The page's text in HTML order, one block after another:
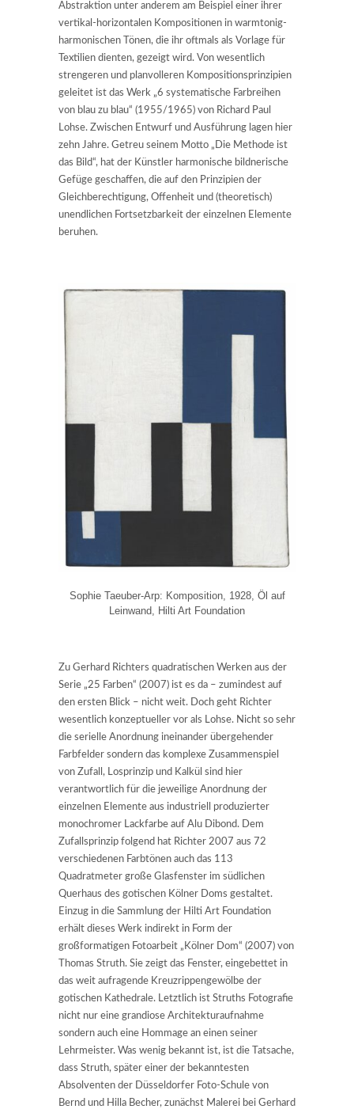
Abstraktion unter anderem am Beispiel einer ihrer
vertikal-horizontalen Kompositionen in warmtonig-
harmonischen Tönen, die ihr oftmals als Vorlage für
Textilien dienten, gezeigt wird. Von wesentlich
strengeren und planvolleren Kompositionsprinzipien
geleitet ist das Werk „6 systematische Farbreihen
von blau zu blau“ (1955/1965) von Richard Paul
Lohse. Zwischen Entwurf und Ausführung lagen hier
zehn Jahre. Getreu seinem Motto „Die Methode ist
das Bild“, hat der Künstler harmonische bildnerische
Gefüge geschaffen, die auf den Prinzipien der
Gleichberechtigung, Offenheit und (theoretisch)
unendlichen Fortsetzbarkeit der einzelnen Elemente
beruhen.
Sophie Taeuber-Arp: Komposition, 1928, Öl auf
Leinwand, Hilti Art Foundation
Zu Gerhard Richters quadratischen Werken aus der
Serie „25 Farben“ (2007) ist es da – zumindest auf
den ersten Blick – nicht weit. Doch geht Richter
wesentlich konzeptueller vor als Lohse. Nicht so sehr
die serielle Anordnung ineinander übergehender
Farbfelder sondern das komplexe Zusammenspiel
von Zufall, Losprinzip und Kalkül sind hier
verantwortlich für die jeweilige Anordnung der
einzelnen Elemente aus industriell produzierter
monochromer Lackfarbe auf Alu Dibond. Dem
Zufallsprinzip folgend hat Richter 2007 aus 72
verschiedenen Farbtönen auch das 113
Quadratmeter große Glasfenster im südlichen
Querhaus des gotischen Kölner Doms gestaltet.
Einzug in die Sammlung der Hilti Art Foundation
erhält dieses Werk indirekt in Form der
großformatigen Fotoarbeit „Kölner Dom“ (2007) von
Thomas Struth. Sie zeigt das Fenster, eingebettet in
das weit aufragende Kreuzrippengewölbe der
gotischen Kathedrale. Letztlich ist Struths Fotografie
nicht nur eine grandiose Architekturaufnahme
sondern auch eine Hommage an einen seiner
Lehrmeister. Was wenig bekannt ist, ist die Tatsache,
dass Struth, später einer der bekanntesten
Absolventen der Düsseldorfer Foto-Schule von
Bernd und Hilla Becher, zunächst Malerei bei Gerhard